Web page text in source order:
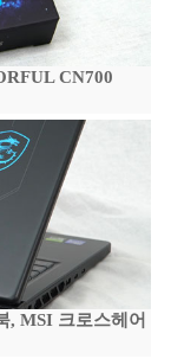
CN700
, MSI 크로스헤어